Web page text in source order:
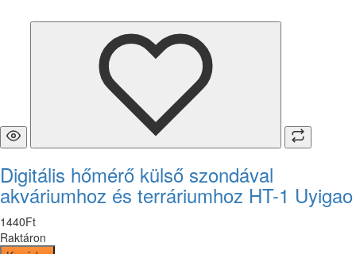
Digitális hőmérő külső szondával
akváriumhoz és terráriumhoz HT-1 Uyigao
1440Ft
Raktáron